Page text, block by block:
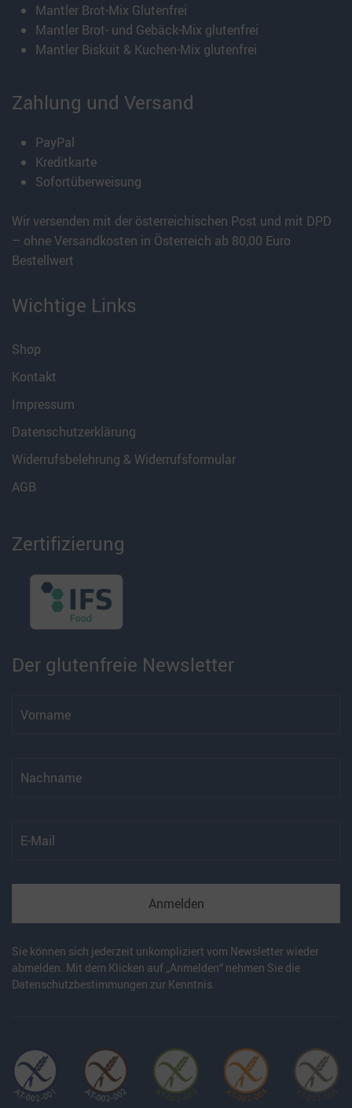
Mantler Brot-Mix Glutenfrei
Mantler Brot- und Gebäck-Mix glutenfrei
Mantler Biskuit & Kuchen-Mix glutenfrei
Zahlung und Versand
PayPal
Kreditkarte
Sofortüberweisung
Wir versenden mit der österreichischen Post und mit DPD
– ohne Versandkosten in Österreich ab 80,00 Euro
Bestellwert
Wichtige Links
Shop
Kontakt
Impressum
Datenschutzerklärung
Widerrufsbelehrung & Widerrufsformular
AGB
Zertifizierung
Der glutenfreie Newsletter
Anmelden
Sie können sich jederzeit unkompliziert vom Newsletter wieder
abmelden. Mit dem Klicken auf „Anmelden“ nehmen Sie die
Datenschutzbestimmungen zur Kenntnis.